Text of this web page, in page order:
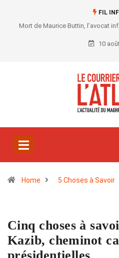
FIL
Mort de Maurice Buttin, l’avocat
10
Home 5 Choses à Savoir
Cinq choses à
Kazib, cheminot